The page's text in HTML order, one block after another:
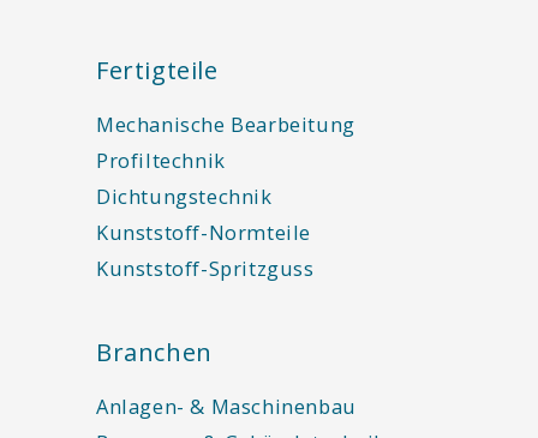
Fertigteile
Mechanische Bearbeitung
Profiltechnik
Dichtungstechnik
Kunststoff-Normteile
Kunststoff-Spritzguss
Branchen
Anlagen- & Maschinenbau